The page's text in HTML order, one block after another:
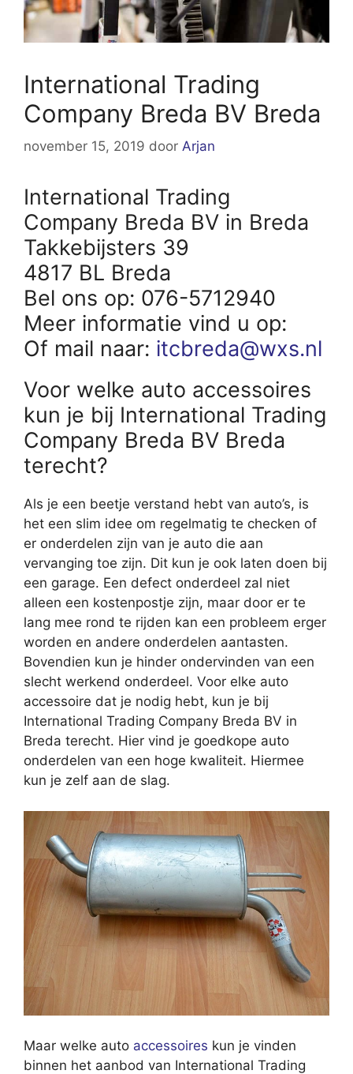
International Trading
Company Breda BV Breda
november 15, 2019 door Arjan
International Trading
Company Breda BV in Breda
Takkebijsters 39
4817 BL Breda
Bel ons op: 076-5712940
Meer informatie vind u op:
Of mail naar: itcbreda@wxs.nl
Voor welke auto accessoires
kun je bij International Trading
Company Breda BV Breda
terecht?
Als je een beetje verstand hebt van auto’s, is
het een slim idee om regelmatig te checken of
er onderdelen zijn van je auto die aan
vervanging toe zijn. Dit kun je ook laten doen bij
een garage. Een defect onderdeel zal niet
alleen een kostenpostje zijn, maar door er te
lang mee rond te rijden kan een probleem erger
worden en andere onderdelen aantasten.
Bovendien kun je hinder ondervinden van een
slecht werkend onderdeel. Voor elke auto
accessoire dat je nodig hebt, kun je bij
International Trading Company Breda BV in
Breda terecht. Hier vind je goedkope auto
onderdelen van een hoge kwaliteit. Hiermee
kun je zelf aan de slag.
Maar welke auto accessoires kun je vinden
binnen het aanbod van International Trading